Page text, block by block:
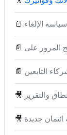
📄 سياسة الإلغاء
📄
📄 التابعين
🎥 والتقرير
🎥 ائتمان جديدة